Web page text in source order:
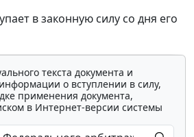
в законную силу со дня его
текста документа и
о вступлении в силу,
применения документа,
в Интернет-версии системы